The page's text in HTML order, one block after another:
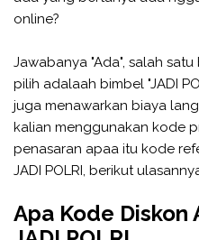
online?
Jawabanya "Ada", salah
pilih adalaah bimbel "JADI
juga menawarkan biaya
kalian menggunakan kode
penasaran apaa itu kode
JADI POLRI, berikut
Apa Kode